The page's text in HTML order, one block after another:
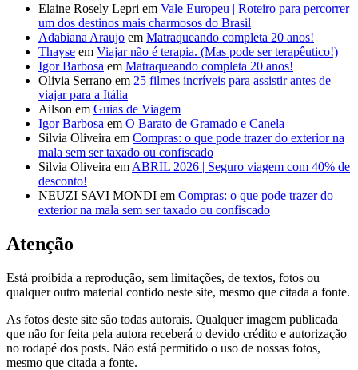
Elaine Rosely Lepri em Vale Europeu | Roteiro para percorrer
um dos destinos mais charmosos do Brasil
Adabiana Araujo em Matraqueando completa 20 anos!
Thayse em Viajar não é terapia. (Mas pode ser terapêutico!)
Igor Barbosa em Matraqueando completa 20 anos!
Olivia Serrano em 25 filmes incríveis para assistir antes de
viajar para a Itália
Ailson em Guias de Viagem
Igor Barbosa em O Barato de Gramado e Canela
Silvia Oliveira em Compras: o que pode trazer do exterior na
mala sem ser taxado ou confiscado
Silvia Oliveira em ABRIL 2026 | Seguro viagem com 40% de
desconto!
NEUZI SAVI MONDI em Compras: o que pode trazer do
exterior na mala sem ser taxado ou confiscado
Atenção
Está proibida a reprodução, sem limitações, de textos, fotos ou
qualquer outro material contido neste site, mesmo que citada a fonte.
As fotos deste site são todas autorais. Qualquer imagem publicada
que não for feita pela autora receberá o devido crédito e autorização
no rodapé dos posts. Não está permitido o uso de nossas fotos,
mesmo que citada a fonte.